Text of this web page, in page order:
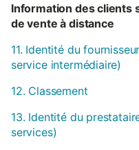
Information des clients
de vente à distance
11. Identité du
service intermédiaire)
12. Classement
13. Identité du
services)